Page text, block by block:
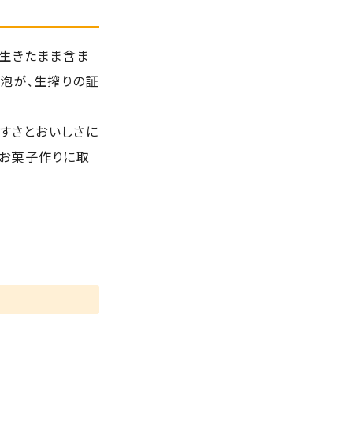
きたまま含ま
が、生搾りの証
さとおいしさに
菓子作りに取